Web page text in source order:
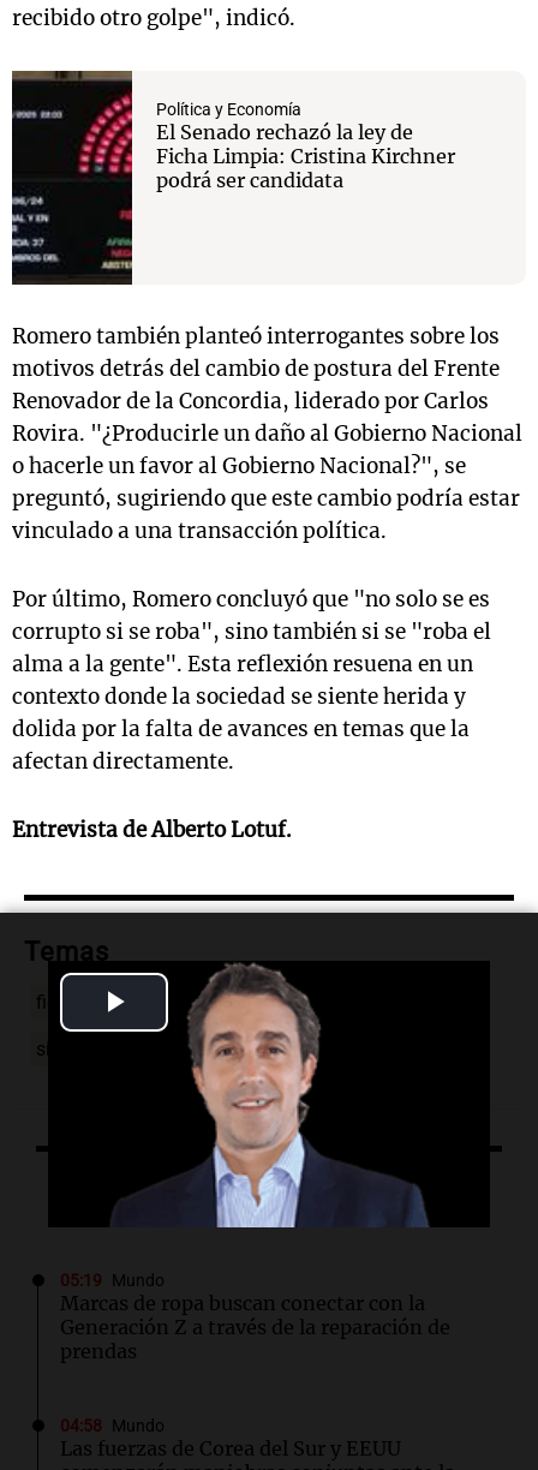
Play
Video
recibido otro golpe", indicó.
Política y Economía
El Senado rechazó la ley de
Ficha Limpia: Cristina Kirchner
podrá ser candidata
Romero también planteó interrogantes sobre los
motivos detrás del cambio de postura del Frente
Renovador de la Concordia, liderado por Carlos
Rovira. "¿Producirle un daño al Gobierno Nacional
o hacerle un favor al Gobierno Nacional?", se
preguntó, sugiriendo que este cambio podría estar
vinculado a una transacción política.
Por último, Romero concluyó que "no solo se es
corrupto si se roba", sino también si se "roba el
alma a la gente". Esta reflexión resuena en un
contexto donde la sociedad se siente herida y
dolida por la falta de avances en temas que la
afectan directamente.
Entrevista de Alberto Lotuf.
Temas
ficha limpia senado lucas romero
siempre juntos
Lo último
05:19 Mundo
Marcas de ropa buscan conectar con la
Generación Z a través de la reparación de
prendas
04:58 Mundo
Las fuerzas de Corea del Sur y EEUU